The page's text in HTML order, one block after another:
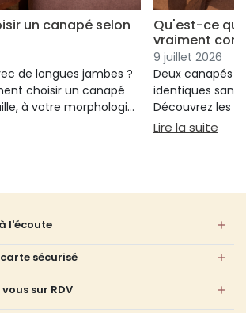
un canapé selon
de longues jambes ?
choisir un canapé
à votre morphologie
pour choisir un canapé selon sa taille
Qu'est-ce qui
vraiment
9 juillet 2026
Deux canapés
identiques
Découvrez les
réellement
Lire la suite
l'écoute
sécurisé
sur RDV